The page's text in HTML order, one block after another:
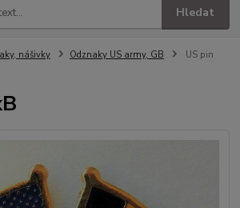
Hledat
nášivky Odznaky US army, GB
US pin